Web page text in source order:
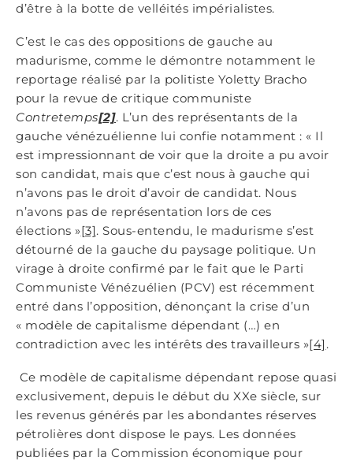
d’être à la botte de velléités impérialistes.
C’est le cas des oppositions de gauche au
madurisme, comme le démontre notamment le
reportage réalisé par la politiste Yoletty Bracho
pour la revue de critique communiste
Contretemps[2]. L’un des représentants de la
gauche vénézuélienne lui confie notamment : « Il
est impressionnant de voir que la droite a pu avoir
son candidat, mais que c’est nous à gauche qui
n’avons pas le droit d’avoir de candidat. Nous
n’avons pas de représentation lors de ces
élections »[3]. Sous-entendu, le madurisme s’est
détourné de la gauche du paysage politique. Un
virage à droite confirmé par le fait que le Parti
Communiste Vénézuélien (PCV) est récemment
entré dans l’opposition, dénonçant la crise d’un
« modèle de capitalisme dépendant (…) en
contradiction avec les intérêts des travailleurs »[4] .
Ce modèle de capitalisme dépendant repose quasi
exclusivement, depuis le début du XXe siècle, sur
les revenus générés par les abondantes réserves
pétrolières dont dispose le pays. Les données
publiées par la Commission économique pour